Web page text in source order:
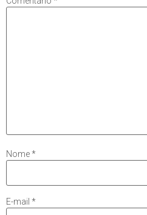
Nome*
E-mail *